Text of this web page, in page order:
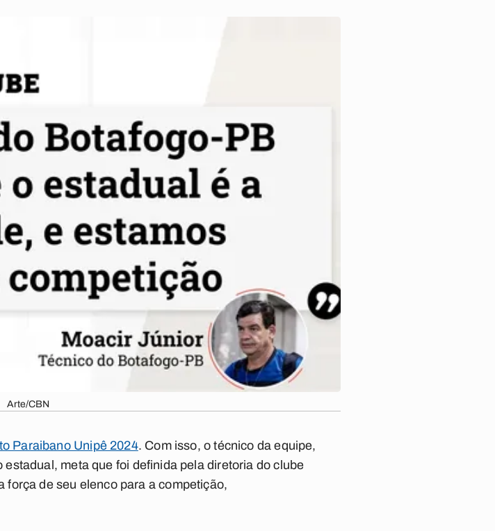
Arte/CBN
Paraibano Unipê 2024. Com isso, o técnico da equipe,
meta que foi definida pela diretoria do clube
força de seu elenco para a competição,